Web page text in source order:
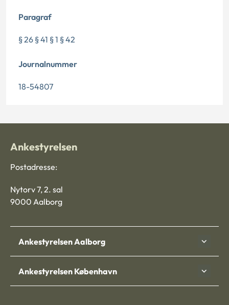
Paragraf
§ 26 § 41 § 1 § 42
Journalnummer
18-54807
Ankestyrelsen
Postadresse:
Nytorv 7, 2. sal
9000 Aalborg
Ankestyrelsen Aalborg
Ankestyrelsen København